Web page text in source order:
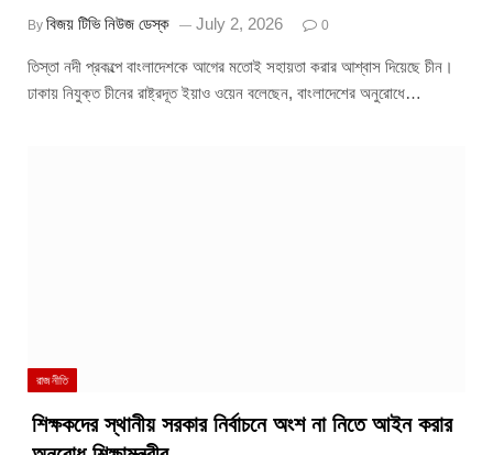
By বিজয় টিভি নিউজ ডেস্ক July 2, 2026 0
তিস্তা নদী প্রকল্পে বাংলাদেশকে আগের মতোই সহায়তা করার আশ্বাস দিয়েছে চীন।
ঢাকায় নিযুক্ত চীনের রাষ্ট্রদূত ইয়াও ওয়েন বলেছেন, বাংলাদেশের অনুরোধে…
রাজনীতি
শিক্ষকদের স্থানীয় সরকার নির্বাচনে অংশ না নিতে আইন করার